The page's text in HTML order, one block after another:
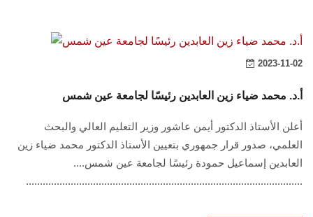
2023-11-02
أ.د. محمد ضياء زين العابدين رئيسًا لجامعة عين شمس
أعلن الأستاذ الدكتور أيمن عاشور وزير التعليم العالي والبحث
العلمي، صدور قرار جمهوري بتعيين الأستاذ الدكتور محمد ضياء زين
العابدين إسماعيل حمودة رئيسًا لجامعة عين شمس....
...................................................................................................